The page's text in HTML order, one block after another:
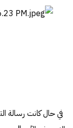
في حال كانت رسالة